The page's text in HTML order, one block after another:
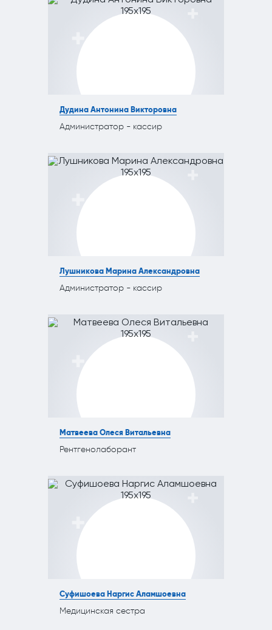
Дудина Антонина Викторовна
Администратор - кассир
Лушникова Марина Александровна
Администратор - кассир
Матвеева Олеся Витальевна
Рентгенолаборант
Суфишоева Наргис Аламшоевна
Медицинская сестра